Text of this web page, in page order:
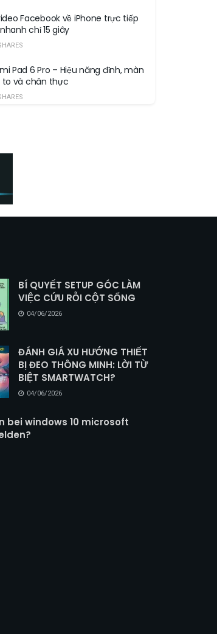
Facebook về iPhone trực tiếp
chỉ 15 giây
Pad 6 Pro – Hiệu năng đỉnh, màn
to và chân thực
BÍ QUYẾT SETUP GÓC LÀM
VIỆC CỨU RỖI CỘT SỐNG
04/06/2026
ĐÁNH GIÁ XU HƯỚNG THIẾT
BỊ ĐEO THÔNG MINH: LỜI TỪ
BIỆT SMARTWATCH?
04/06/2026
bei windows 10 microsoft